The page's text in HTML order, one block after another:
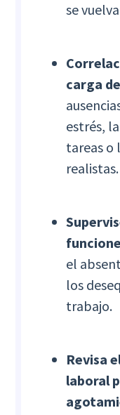
se
carga
estrés,
tareas o
realistas.
el
los
trabajo.
Revisa
laboral